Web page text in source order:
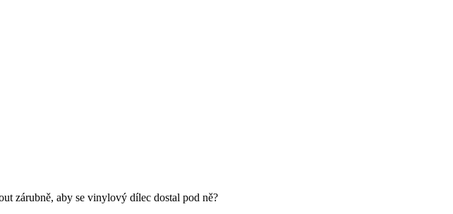
zárubně, aby se vinylový dílec dostal pod ně?